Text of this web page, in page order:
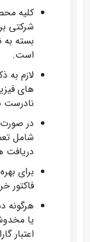
کلیه
شرکتی
است.
لازم به
های
در
شامل
دریافت
برای
فاکتور
هرگونه
یا
اعتبار